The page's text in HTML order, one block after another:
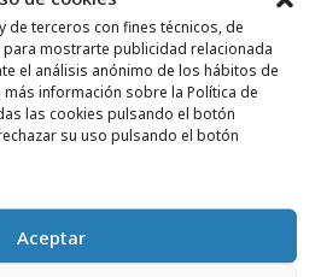
terceros con fines técnicos, de
mostrarte publicidad relacionada
el análisis anónimo de los hábitos de
más información sobre la Política de
las cookies pulsando el botón
su uso pulsando el botón
Aceptar